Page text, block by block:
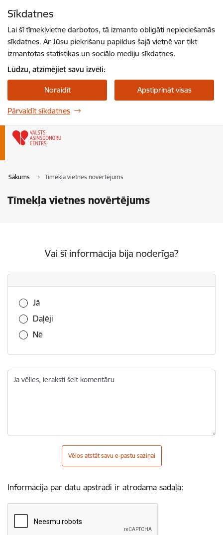
Sīkdatnes
Lai šī tīmekļvietne darbotos, tā izmanto obligāti nepieciešamās
sīkdatnes. Ar Jūsu piekrišanu papildus šajā vietnē var tikt
izmantotas statistikas un sociālo mediju sīkdatnes.
Lūdzu, atzīmējiet savu izvēli:
Noraidīt Apstiprināt visas
Pārvaldīt sīkdatnes
Sākums Tīmekļa vietnes novērtējums
Tīmekļa vietnes novērtējums
Vai šī informācija bija noderīga?
Vai šī informācija bija noderīga?
Jā
Daļēji
Nē
Ja vēlies, ieraksti šeit komentāru
Vēlos atstāt savu e-pastu saziņai
Informācija par datu apstrādi ir atrodama sadaļā: